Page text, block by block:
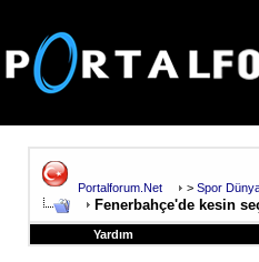
Portalforum.Net > Spor
Fenerbahçe'de kesin
Yardım